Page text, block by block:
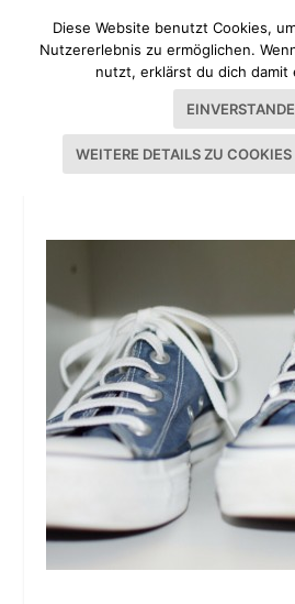
Diese Website benutzt Cookies,
Nutzererlebnis zu ermöglichen.
nutzt, erklärst du dich damit
WEITERE DETAILS ZU